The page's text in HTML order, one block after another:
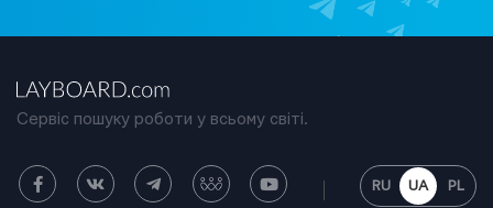
Сервіс пошуку роботи у всьому світі.
RU UA PL